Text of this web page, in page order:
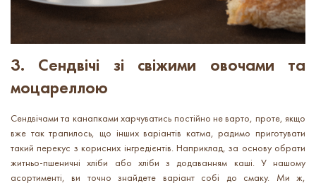
3. Сендвічі зі свіжими овочами та
моцареллою
Сендвічами та канапками харчуватись постійно не варто, проте, якщо
вже так трапилось, що інших варіантів катма, радимо приготувати
такий перекус з корисних інгредієнтів. Наприклад, за основу обрати
житньо-пшеничні хліби або хліби з додаванням каші. У нашому
асортименті, ви точно знайдете варіант собі до смаку. Ми ж,